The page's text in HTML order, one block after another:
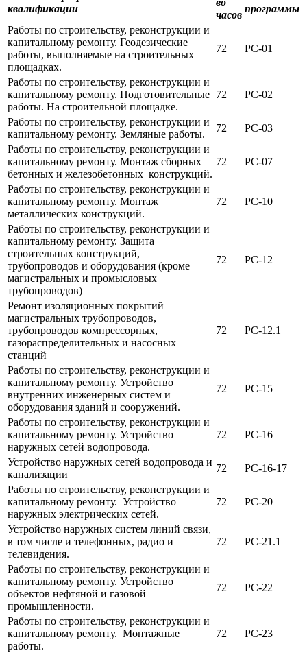
квалификации
во
часов
программы
Работы по строительству, реконструкции и
капитальному ремонту. Геодезические
работы, выполняемые на строительных
площадках.
72 РС-01
Работы по строительству, реконструкции и
капитальному ремонту. Подготовительные
работы. На строительной площадке.
72 РС-02
Работы по строительству, реконструкции и
капитальному ремонту. Земляные работы.
72
РС-03
Работы по строительству, реконструкции и
капитальному ремонту. Монтаж сборных
бетонных и железобетонных конструкций.
72 РС-07
Работы по строительству, реконструкции и
капитальному ремонту. Монтаж
металлических конструкций.
72 РС-10
Работы по строительству, реконструкции и
капитальному ремонту. Защита
строительных конструкций,
трубопроводов и оборудования (кроме
магистральных и промысловых
трубопроводов)
72 РС-12
Ремонт изоляционных покрытий
магистральных трубопроводов,
трубопроводов компрессорных,
газораспределительных и насосных
станций
72 РС-12.1
Работы по строительству, реконструкции и
капитальному ремонту. Устройство
внутренних инженерных систем и
оборудования зданий и сооружений.
72 РС-15
Работы по строительству, реконструкции и
капитальному ремонту. Устройство
наружных сетей водопровода.
72 РС-16
Устройство наружных сетей водопровода и
канализации
72
РС-16-17
Работы по строительству, реконструкции и
капитальному ремонту. Устройство
наружных электрических сетей.
72 РС-20
Устройство наружных систем линий связи,
в том числе и телефонных, радио и
телевидения.
72 РС-21.1
Работы по строительству, реконструкции и
капитальному ремонту. Устройство
объектов нефтяной и газовой
промышленности.
72 РС-22
Работы по строительству, реконструкции и
капитальному ремонту. Монтажные
работы.
72 РС-23